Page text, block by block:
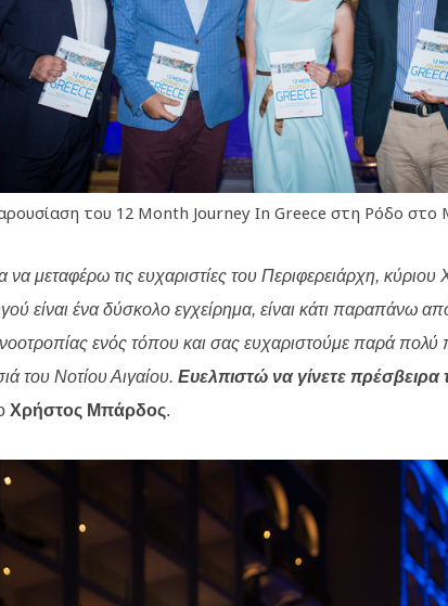
του 12 Month Journey In Greece στη Ρόδο στο
να μεταφέρω τις ευχαριστίες του Περιφερειάρχη,
είναι ένα δύσκολο εγχείρημα, είναι κάτι παραπάνω
ενός τόπου και σας ευχαριστούμε παρά πολύ
του Νοτίου Αιγαίου. Ευελπιστώ να γίνετε
Χρήστος Μπάρδος.